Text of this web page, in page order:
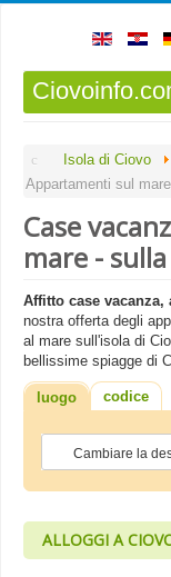
Isola di Ciovo
Appartamenti sul mare
Case
mare -
Affitto case
nostra offerta degli
al mare sull'isola di
bellissime spiagge di
luogo codice
ALLOGGI A